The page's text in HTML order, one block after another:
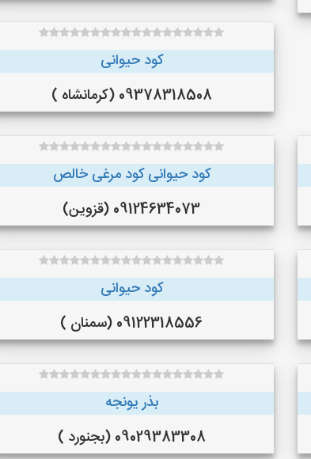
کود حیوانی
09378318508 (کرمانشاه )
کود حیوانی کود مرغی خالص
09124634073 (قزوین)
کود حیوانی
09122318556 (سمنان )
بذر یونجه
09029383308 (بجنورد )